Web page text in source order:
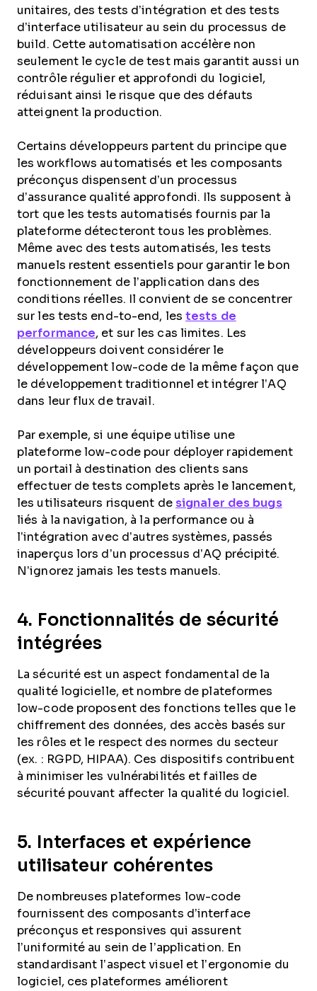
unitaires, des tests d’intégration et des tests
d’interface utilisateur au sein du processus de
build. Cette automatisation accélère non
seulement le cycle de test mais garantit aussi un
contrôle régulier et approfondi du logiciel,
réduisant ainsi le risque que des défauts
atteignent la production.
Certains développeurs partent du principe que
les workflows automatisés et les composants
préconçus dispensent d’un processus
d’assurance qualité approfondi. Ils supposent à
tort que les tests automatisés fournis par la
plateforme détecteront tous les problèmes.
Même avec des tests automatisés, les tests
manuels restent essentiels pour garantir le bon
fonctionnement de l’application dans des
conditions réelles. Il convient de se concentrer
sur les tests end-to-end, lestests de
performance, et sur les cas limites. Les
développeurs doivent considérer le
développement low-code de la même façon que
le développement traditionnel et intégrer l’AQ
dans leur flux de travail.
Par exemple, si une équipe utilise une
plateforme low-code pour déployer rapidement
un portail à destination des clients sans
effectuer de tests complets après le lancement,
les utilisateurs risquent de signaler des bugs
liés à la navigation, à la performance ou à
l’intégration avec d’autres systèmes, passés
inaperçus lors d’un processus d’AQ précipité.
N’ignorez jamais les tests manuels.
4. Fonctionnalités de sécurité
intégrées
La sécurité est un aspect fondamental de la
qualité logicielle, et nombre de plateformes
low-code proposent des fonctions telles que le
chiffrement des données, des accès basés sur
les rôles et le respect des normes du secteur
(ex. : RGPD, HIPAA). Ces dispositifs contribuent
à minimiser les vulnérabilités et failles de
sécurité pouvant affecter la qualité du logiciel.
5. Interfaces et expérience
utilisateur cohérentes
De nombreuses plateformes low-code
fournissent des composants d’interface
préconçus et responsives qui assurent
l’uniformité au sein de l’application. En
standardisant l’aspect visuel et l’ergonomie du
logiciel, ces plateformes améliorent